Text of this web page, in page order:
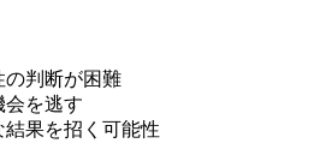
の判断が困難
会を逃す
果を招く可能性